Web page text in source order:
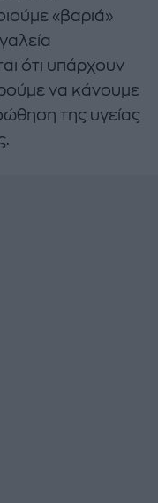
«βαριά»
ότι υπάρχουν
να κάνουμε
της υγείας